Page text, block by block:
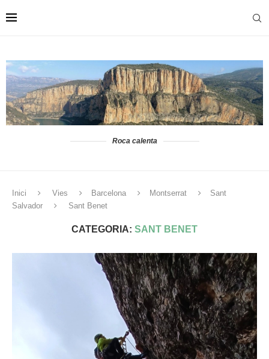
Roca calenta
Inici Vies Barcelona Montserrat
Sant
Salvador
Sant Benet
CATEGORIA: SANT BENET